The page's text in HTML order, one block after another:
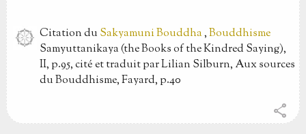
Citationdu Sakyamuni Bouddha,Bouddhisme
Samyuttanikaya (the Books of the Kindred Saying),
II, p.95, cité et traduit par Lilian Silburn, Aux sources
du Bouddhisme, Fayard, p.40
share